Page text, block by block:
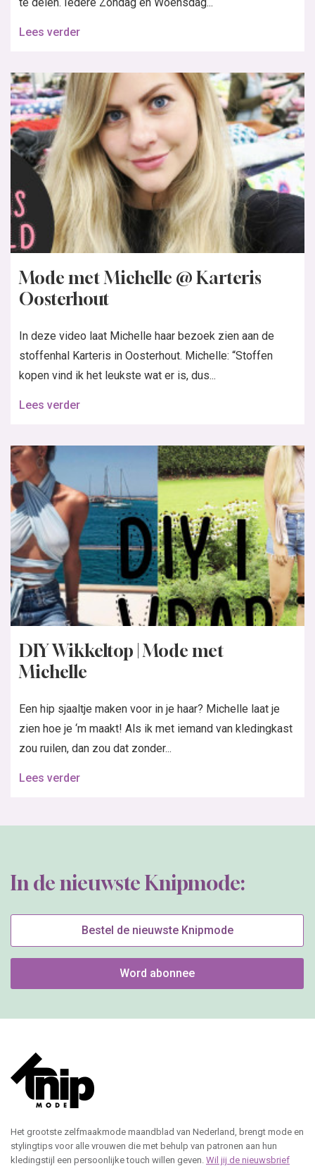
Lees verder
Mode met Michelle @ Karteris
Oosterhout
In deze video laat Michelle haar bezoek zien aan de
stoffenhal Karteris in Oosterhout. Michelle: “Stoffen
kopen vind ik het leukste wat er is, dus...
Lees verder
DIY Wikkeltop | Mode met
Michelle
Een hip sjaaltje maken voor in je haar? Michelle laat je
zien hoe je ‘m maakt! Als ik met iemand van kledingkast
zou ruilen, dan zou dat zonder...
Lees verder
In de nieuwste Knipmode:
Bestel de nieuwste Knipmode
Word abonnee
Het grootste zelfmaakmode maandblad van Nederland, brengt mode en
stylingtips voor alle vrouwen die met behulp van patronen aan hun
kledingstijl een persoonlijke touch willen geven. Wil jij de nieuwsbrief